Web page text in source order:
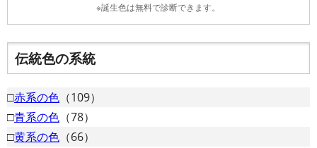
※誕生色は無料で診断できます。
伝統色の系統
□赤系の色 （109）
□青系の色 （78）
□黄系の色 （66）